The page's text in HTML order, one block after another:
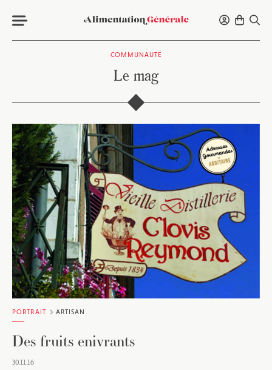
COMMUNAUTÉ
Le mag
PORTRAIT ARTISAN
Des fruits enivrants
30.11.16